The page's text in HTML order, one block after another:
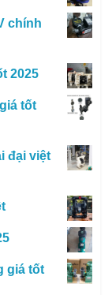
chính
2025
tốt
đại việt
giá tốt